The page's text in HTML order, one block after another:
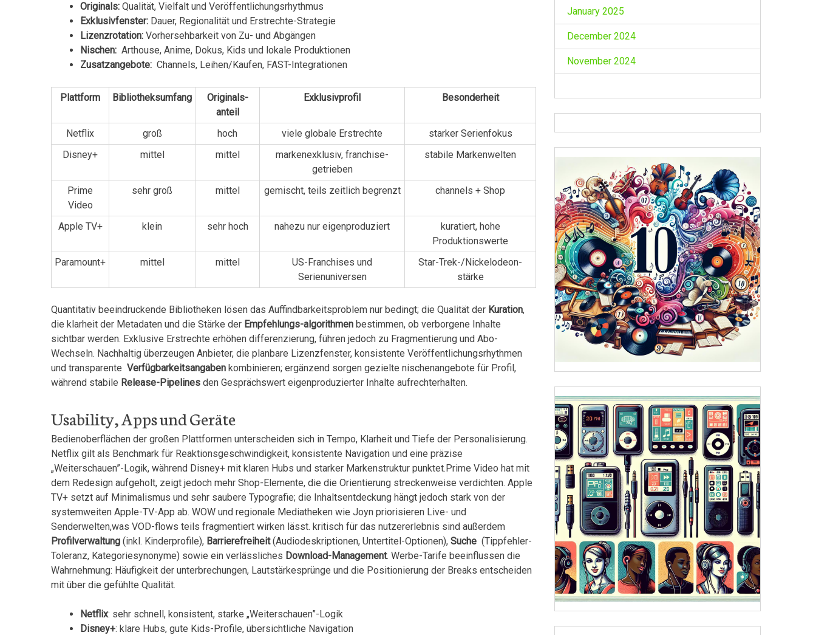
Originals: Qualität, Vielfalt ⁤und Veröffentlichungsrhythmus
Exklusivfenster: Dauer, Regionalität ​und Erstrechte-Strategie
Lizenzrotation: Vorhersehbarkeit von Zu- und ​Abgängen
Nischen: ⁢ Arthouse, Anime, Dokus, ‍Kids und lokale⁤ Produktionen
Zusatzangebote: ‌ Channels, Leihen/Kaufen, FAST-Integrationen
Plattform Bibliotheksumfang
Originals-
anteil
Exklusivprofil Besonderheit
Netflix groß hoch viele globale Erstrechte
starker​ Serienfokus
Disney+
mittel mittel
markenexklusiv,‍ franchise-
getrieben
stabile Markenwelten
Prime
Video
sehr groß mittel gemischt, teils zeitlich begrenzt channels⁤ + Shop
Apple TV+ klein sehr⁣ hoch nahezu ​nur eigenproduziert
kuratiert, hohe
Produktionswerte
Paramount+
mittel mittel
US-Franchises und
‌Serienuniversen
Star-Trek-/Nickelodeon-
stärke
Quantitativ beeindruckende⁣ Bibliotheken lösen das Auffindbarkeitsproblem nur bedingt; die Qualität​ der Kuration,
die klarheit der Metadaten ‍und ​die⁢ Stärke der‍ Empfehlungs-algorithmen bestimmen, ‌ob verborgene Inhalte
sichtbar‍ werden. Exklusive Erstrechte erhöhen differenzierung, führen jedoch zu ⁣Fragmentierung und⁣ Abo-
Wechseln. ⁤Nachhaltig überzeugen Anbieter, ⁢die ‌planbare Lizenzfenster,​ konsistente‌ Veröffentlichungsrhythmen
und​ transparente ‍ Verfügbarkeitsangaben kombinieren;‍ ergänzend sorgen ⁤gezielte‍ nischenangebote für Profil,
während stabile Release-Pipelines den Gesprächswert eigenproduzierter Inhalte aufrechterhalten.
Usability, Apps und‍ Geräte
Bedienoberflächen ⁤der⁣ großen Plattformen⁣ unterscheiden sich in Tempo, Klarheit ‌und Tiefe der Personalisierung.
Netflix gilt als ⁢Benchmark für Reaktionsgeschwindigkeit,⁤ konsistente‌ Navigation und eine präzise‍
„Weiterschauen”-Logik,‌ während ⁣Disney+‌ mit klaren Hubs und starker ‍Markenstruktur punktet.Prime Video hat⁣ mit
dem Redesign‍ aufgeholt, zeigt⁤ jedoch mehr Shop-Elemente,⁣ die die⁤ Orientierung streckenweise verdichten. Apple
TV+ setzt auf Minimalismus und sehr⁣ saubere Typografie; die Inhaltsentdeckung hängt jedoch stark von der
systemweiten Apple-TV-App ab.⁤ WOW ⁤und regionale Mediatheken ‌wie Joyn priorisieren Live- und
Senderwelten,was VOD-flows‍ teils fragmentiert wirken‌ lässt. ⁤kritisch für das nutzererlebnis sind außerdem
Profilverwaltung (inkl. Kinderprofile),⁢ Barrierefreiheit(Audiodeskriptionen,‍ Untertitel-Optionen), Suche ⁢ (Tippfehler-
Toleranz, Kategoriesynonyme) ⁤sowie​ ein verlässliches‍ Download-Management. ⁣Werbe-Tarife ⁤beeinflussen die
Wahrnehmung: Häufigkeit der unterbrechungen, ⁤Lautstärkesprünge und die ⁢Positionierung der⁢ Breaks entscheiden
mit über die gefühlte Qualität.
Netflix: sehr schnell, ⁢konsistent, starke „Weiterschauen”-Logik
Disney+: ⁤klare Hubs,⁤ gute⁢ Kids-Profile, übersichtliche Navigation
January 2025
December 2024
November 2024